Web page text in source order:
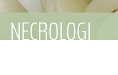
NECROLOGI